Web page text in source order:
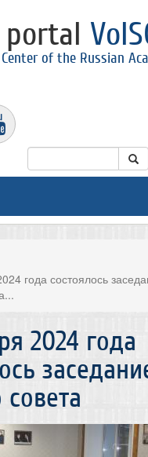
of the Russian
года состоялось
2024 года